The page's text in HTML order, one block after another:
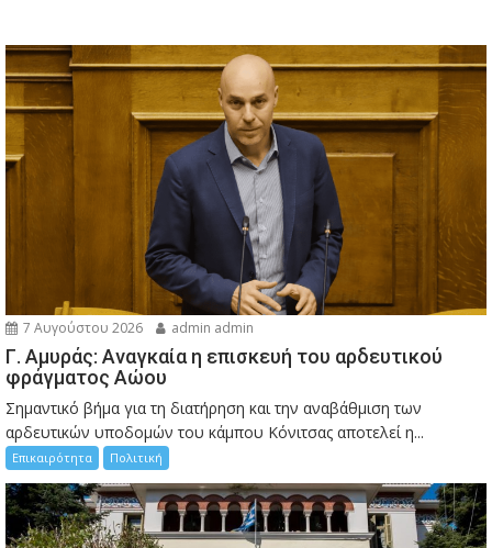
7 Αυγούστου 2026 admin admin
Γ. Αμυράς: Αναγκαία η επισκευή του αρδευτικού
φράγματος Αώου
Σημαντικό βήμα για τη διατήρηση και την αναβάθμιση των
αρδευτικών υποδομών του κάμπου Κόνιτσας αποτελεί η...
Επικαιρότητα Πολιτική